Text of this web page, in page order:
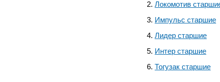
Локомотив
Импульс старшие
Лидер старшие
Интер старшие
Тогузак старшие